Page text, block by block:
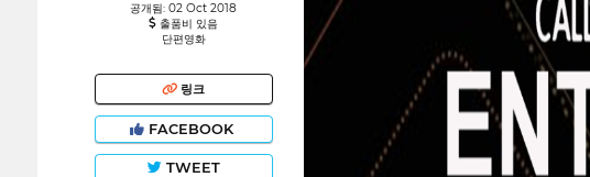
공개됨: 02 Oct 2018
출품비 있음
단편영화
링크
FACEBOOK
TWEET